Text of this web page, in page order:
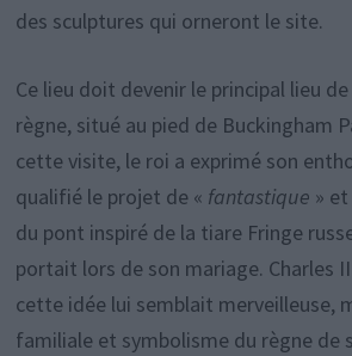
des sculptures qui orneront le site.
Ce lieu doit devenir le principal lieu
règne, situé au pied de Buckingham
cette visite, le roi a exprimé son
qualifié le projet de « fantastique »
du pont inspiré de la tiare Fringe
portait lors de son mariage. Charles
cette idée lui semblait merveilleuse,
familiale et symbolisme du règne de